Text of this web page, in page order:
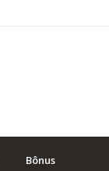
Bônus